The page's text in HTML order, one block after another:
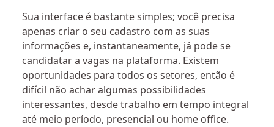
Sua interface é bastante simples; você precisa
apenas criar o seu cadastro com as suas
informações e, instantaneamente, já pode se
candidatar a vagas na plataforma. Existem
oportunidades para todos os setores, então é
difícil não achar algumas possibilidades
interessantes, desde trabalho em tempo integral
até meio período, presencial ou home office.